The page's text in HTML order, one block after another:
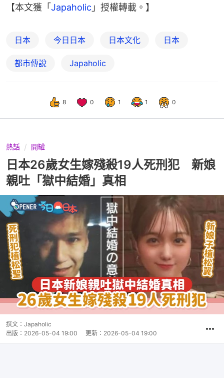
【本文獲「Japaholic 」授權轉載。】
日本 今日日本 日本文化 日本
都市傳說 Japaholic
8 0 1 1 0
熱話 開罐
日本26歲女生嫁殘殺19人死刑犯 新娘
親吐「獄中結婚」真相
撰文： Japaholic
出版： 2026-05-04 19:00 更新： 2026-05-04 19:00